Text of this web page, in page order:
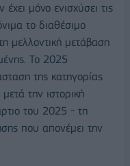
μόνο ενισχύσει τις
το διαθέσιμο
μελλοντική μετάβαση
Το 2025
της κατηγορίας
την ιστορική
του 2025 - τη
που απονέμει την